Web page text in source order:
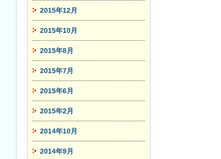
2015年12月
2015年10月
2015年8月
2015年7月
2015年6月
2015年2月
2014年10月
2014年9月